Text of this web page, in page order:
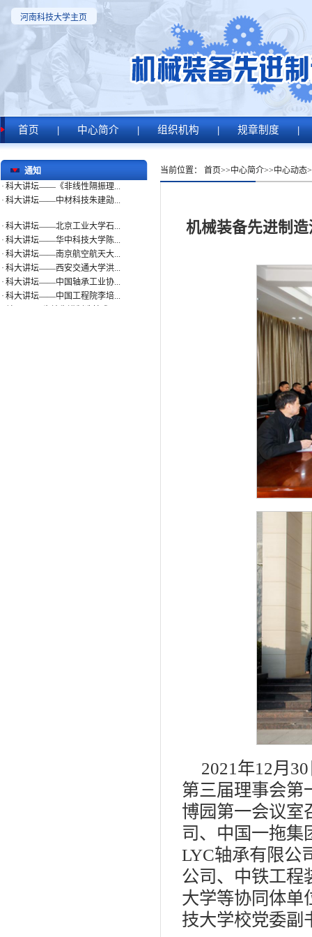
河南科技大学主页
首页 | 中心简介 | 组织机构 | 规章制度 |
通知
科大讲坛——北京工业大学石...
科大讲坛——华中科技大学陈...
科大讲坛——南京航空航天大...
科大讲坛——西安交通大学洪...
·
科大讲坛——中国工程院李培...
·关于召开“齿轮先进制造技术...
·科大讲坛——重庆大学王家序...
科大讲坛——《非线性隔振理...
科大讲坛——中材科技朱建勋...
科大讲坛——华中科技大学陈...
科大讲坛——南京航空航天大...
科大讲坛——西安交通大学洪...
科大讲坛——中国轴承工业协...
科大讲坛——中国工程院李培...
关于召开“齿轮先进制造技术...
当前位置： 首页>>中心简介>>中心动态
机械装备先进制
2021年12月
第三届理事会第
博园第一会议室
司、中国一拖集
LYC轴承有限公
公司、中铁工程
大学等协同体单
技大学校党委副